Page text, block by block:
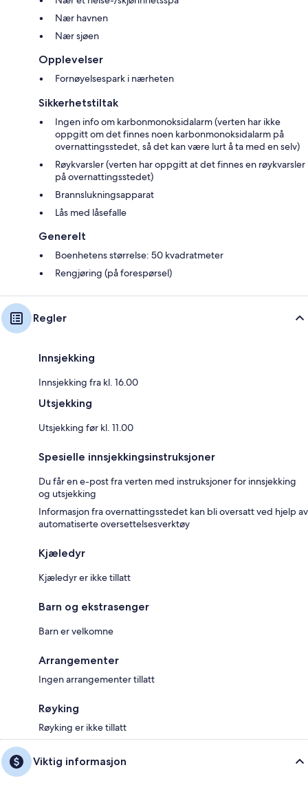
Nær havnen
Nær sjøen
Opplevelser
Fornøyelsespark i nærheten
Sikkerhetstiltak
Ingen info om karbonmonoksidalarm (verten har ikke
oppgitt om det finnes noen karbonmonoksidalarm på
overnattingsstedet, så det kan være lurt å ta med en selv)
Røykvarsler (verten har oppgitt at det finnes en røykvarsler
på overnattingsstedet)
Brannslukningsapparat
Lås med låsefalle
Generelt
Boenhetens størrelse: 50 kvadratmeter
Rengjøring (på forespørsel)
Regler
Innsjekking
Innsjekking fra kl. 16.00
Utsjekking
Utsjekking før kl. 11.00
Spesielle innsjekkingsinstruksjoner
Du får en e-post fra verten med instruksjoner for innsjekking
og utsjekking
Informasjon fra overnattingsstedet kan bli oversatt ved hjelp av
automatiserte oversettelsesverktøy
Kjæledyr
Kjæledyr er ikke tillatt
Barn og ekstrasenger
Barn er velkomne
Arrangementer
Ingen arrangementer tillatt
Røyking
Røyking er ikke tillatt
Viktig informasjon